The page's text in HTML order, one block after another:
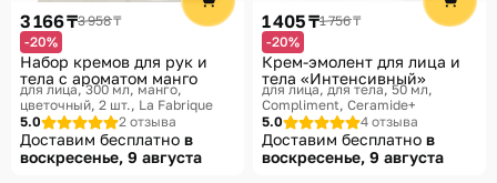
3 166 ₸3 958 ₸
-20%
Набор кремов для рук и
тела с ароматом манго
для лица, 300 мл, манго,
цветочный, 2 шт. La Fabrique
5.0
2 отзыва
Доставим бесплатно в
воскресенье, 9 августа
1 405 ₸1 756 ₸
-20%
Крем-эмолент для лица и
тела «Интенсивный»
для лица, для тела, 50 мл
Compliment, Ceramide+
5.0
4 отзыва
Доставим бесплатно в
воскресенье, 9 августа